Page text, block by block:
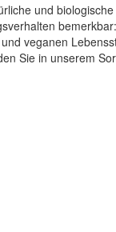
und
veganen
Sie in unserem